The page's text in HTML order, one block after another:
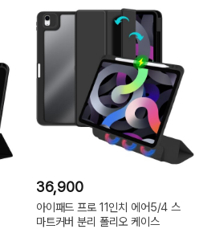
36,900
아이패드 프로 11인치 에어5/4 스
마트커버 분리 폴리오 케이스